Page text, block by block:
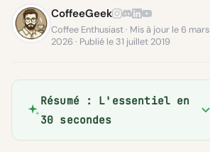
CoffeeGeek
Coffee Enthusiast · Mis à jour le 6 mars
2026 · Publié le 31 juillet 2019
Résumé : L'essentiel en
30 secondes